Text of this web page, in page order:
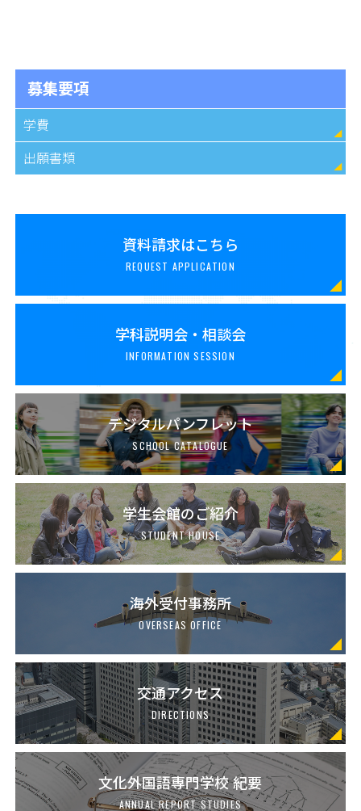
募集要項
学費
出願書類
資料請求はこちら
REQUEST APPLICATION
学科説明会・相談会
INFORMATION SESSION
デジタルパンフレット
SCHOOL CATALOGUE
学生会館のご紹介
STUDENT HOUSE
海外受付事務所
OVERSEAS OFFICE
交通アクセス
DIRECTIONS
文化外国語専門学校 紀要
ANNUAL REPORT STUDIES